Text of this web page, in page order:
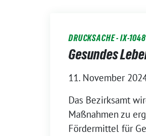
DRUCKSACHE - IX-1048
Gesundes
11. November
Das Bezirksamt
Maßnahmen zu
Fördermittel für